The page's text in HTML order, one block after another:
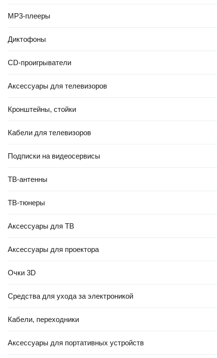
MP3-плееры
Диктофоны
CD-проигрыватели
Аксессуары для телевизоров
Кронштейны, стойки
Кабели для телевизоров
Подписки на видеосервисы
ТВ-антенны
ТВ-тюнеры
Аксессуары для ТВ
Аксессуары для проектора
Очки 3D
Средства для ухода за электроникой
Кабели, переходники
Аксессуары для портативных устройств